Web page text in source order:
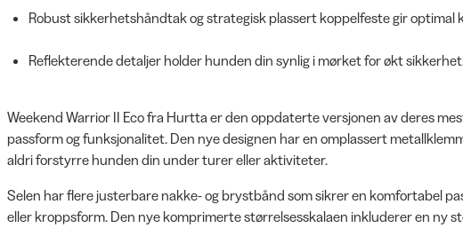
Robust sikkerhetshåndtak og strategisk plassert koppelfeste gir optimal
Reflekterende detaljer holder hunden din synlig i mørket for økt
Weekend Warrior II Eco fra Hurtta er den oppdaterte versjonen av deres
passform og funksjonalitet. Den nye designen har en omplassert
aldri forstyrre hunden din under turer eller aktiviteter.
Selen har flere justerbare nakke- og brystbånd som sikrer en komfortabel
eller kroppsform. Den nye komprimerte størrelsesskalaen inkluderer en ny